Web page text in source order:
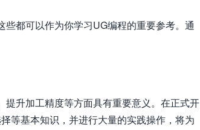
都可以作为你学习UG编程的重要参考。通
升加工精度等方面具有重要意义。在正式开
等基本知识，并进行大量的实践操作，将为